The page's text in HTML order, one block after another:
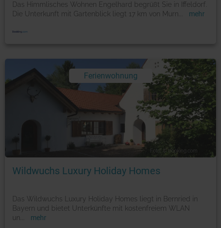
Das Himmlisches Wohnen Engelhard begrüßt Sie in Iffeldorf.
Die Unterkunft mit Gartenblick liegt 17 km von Murn
mehr
Ferienwohnung
Foto: © booking.com
Wildwuchs Luxury Holiday Homes
Das Wildwuchs Luxury Holiday Homes liegt in Bernried in
Bayern und bietet Unterkünfte mit kostenfreiem WLAN
un
mehr